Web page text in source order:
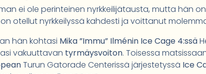
ei ole perinteinen nyrkkeilijätausta, mutta hän
otellut nyrkkeilyssä kahdesti ja voittanut
hän kohtasi Mika ”Immu” Ilménin Ice Cage 4:ssä
vakuuttavan tyrmäysvoiton. Toisessa
Turun Gatorade Centerissä järjestetyssä Ice